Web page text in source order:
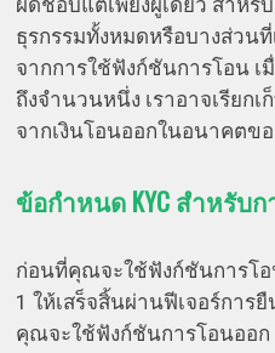
ธุรกรรมทั้งหมดหรือบางส่วน
จากการใช้ฟังก์ชันการโอน
ถึงจำนวนหนึ่ง เราอาจเรียก
จากเงินโอนออกในอนาคตข
ข้อกำหนด KYC สำหรับ
ก่อนที่คุณจะใช้ฟังก์ชันการโอ
1 ให้เสร็จสิ้นผ่านฟีเจอร์การ
คุณจะใช้ฟังก์ชันการโอนออ